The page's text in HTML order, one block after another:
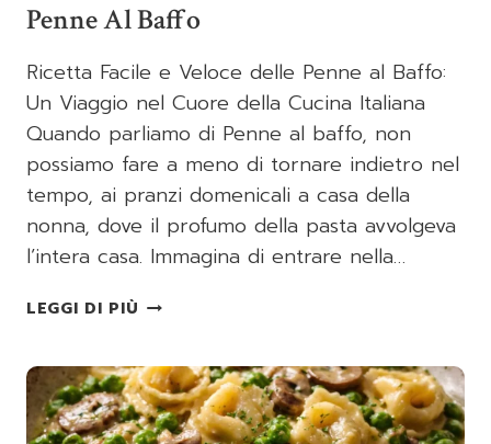
Penne Al Baffo
Ricetta Facile e Veloce delle Penne al Baffo:
Un Viaggio nel Cuore della Cucina Italiana
Quando parliamo di Penne al baffo, non
possiamo fare a meno di tornare indietro nel
tempo, ai pranzi domenicali a casa della
nonna, dove il profumo della pasta avvolgeva
l’intera casa. Immagina di entrare nella…
LEGGI DI PIÙ PENNE